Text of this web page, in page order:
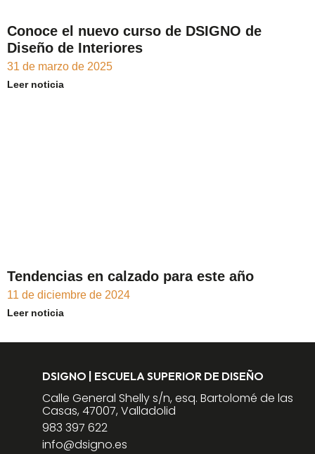
Conoce el nuevo curso de DSIGNO de
Diseño de Interiores
31 de marzo de 2025
Leer noticia
Tendencias en calzado para este año
11 de diciembre de 2024
Leer noticia
DSIGNO | ESCUELA SUPERIOR DE DISEÑO
Calle General Shelly s/n, esq. Bartolomé de las
Casas, 47007, Valladolid
983 397 622
info@dsigno.es